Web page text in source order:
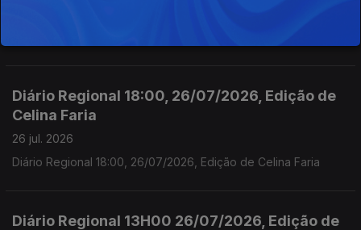
Diário Regional 18:00, 26/07/2026, Edição de
Celina Faria
26 jul. 2026
Diário Regional 18:00, 26/07/2026, Edição de Celina Faria
Diário Regional 13H00 26/07/2026, Edição de